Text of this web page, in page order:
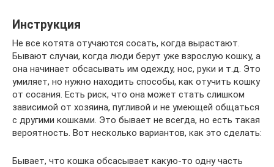
Инструкция
Не все котята отучаются сосать, когда вырастают.
Бывают случаи, когда люди берут уже взрослую кошку, а
она начинает обсасывать им одежду, нос, руки и т.д. Это
умиляет, но нужно находить способы, как отучить кошку
от сосания. Есть риск, что она может стать слишком
зависимой от хозяина, пугливой и не умеющей общаться
с другими кошками. Это бывает не всегда, но есть такая
вероятность. Вот несколько вариантов, как это сделать:
Бывает, что кошка обсасывает какую-то одну часть